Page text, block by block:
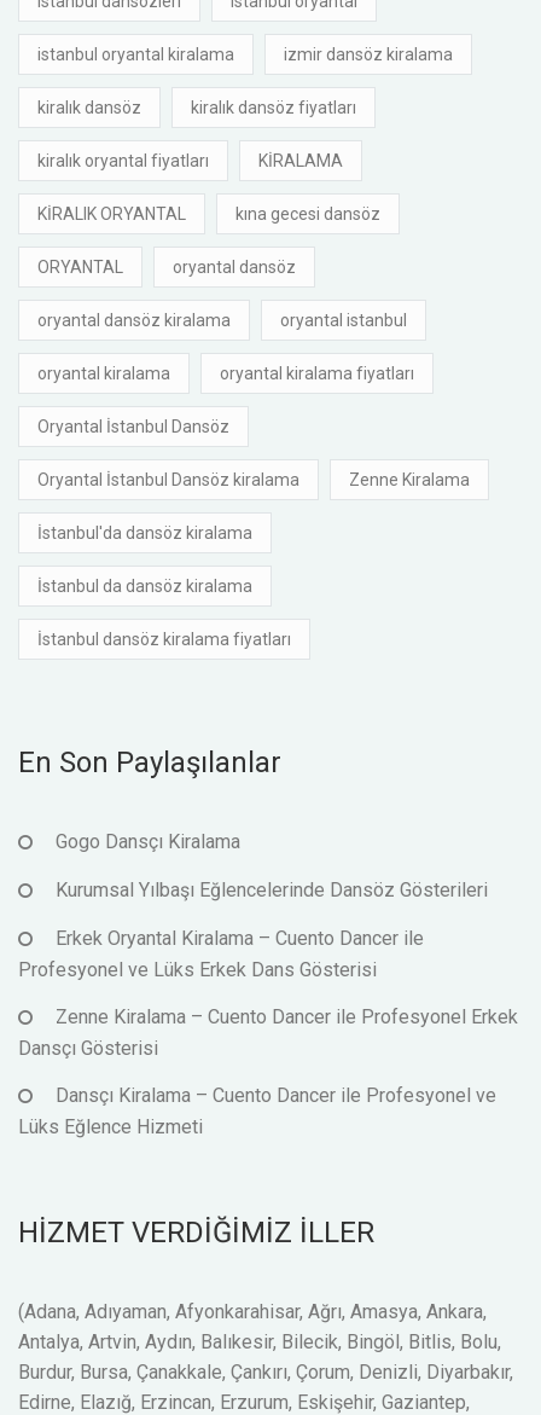
istanbul oryantal kiralama izmir dansöz kiralama
kiralık dansöz kiralık dansöz fiyatları
kiralık oryantal fiyatları KİRALAMA
KİRALIK ORYANTAL kına gecesi dansöz
ORYANTAL oryantal dansöz
oryantal dansöz kiralama oryantal istanbul
oryantal kiralama oryantal kiralama fiyatları
Oryantal İstanbul Dansöz
Oryantal İstanbul Dansöz kiralama Zenne Kiralama
İstanbul'da dansöz kiralama
İstanbul da dansöz kiralama
İstanbul dansöz kiralama fiyatları
En Son Paylaşılanlar
Gogo Dansçı Kiralama
Kurumsal Yılbaşı Eğlencelerinde Dansöz Gösterileri
Erkek Oryantal Kiralama – Cuento Dancer ile
Profesyonel ve Lüks Erkek Dans Gösterisi
Zenne Kiralama – Cuento Dancer ile Profesyonel Erkek
Dansçı Gösterisi
Dansçı Kiralama – Cuento Dancer ile Profesyonel ve
Lüks Eğlence Hizmeti
HİZMET VERDİĞİMİZ İLLER
(Adana, Adıyaman, Afyonkarahisar, Ağrı, Amasya, Ankara,
Antalya, Artvin, Aydın, Balıkesir, Bilecik, Bingöl, Bitlis, Bolu,
Burdur, Bursa, Çanakkale, Çankırı, Çorum, Denizli, Diyarbakır,
Edirne, Elazığ, Erzincan, Erzurum, Eskişehir, Gaziantep,